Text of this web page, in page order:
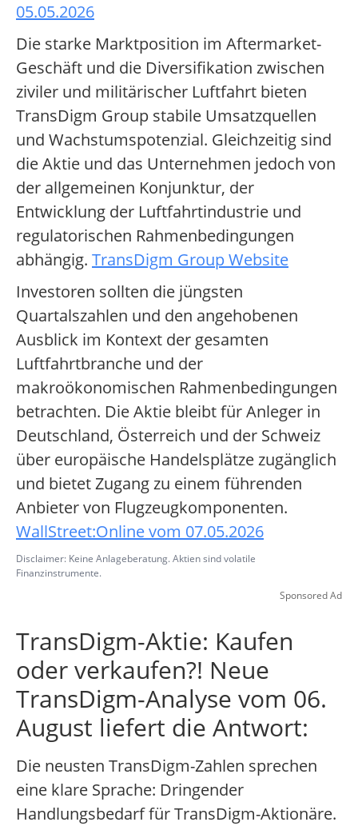
05.05.2026
Die starke Marktposition im Aftermarket-
Geschäft und die Diversifikation zwischen
ziviler und militärischer Luftfahrt bieten
TransDigm Group stabile Umsatzquellen
und Wachstumspotenzial. Gleichzeitig sind
die Aktie und das Unternehmen jedoch von
der allgemeinen Konjunktur, der
Entwicklung der Luftfahrtindustrie und
regulatorischen Rahmenbedingungen
abhängig. TransDigm Group Website
Investoren sollten die jüngsten
Quartalszahlen und den angehobenen
Ausblick im Kontext der gesamten
Luftfahrtbranche und der
makroökonomischen Rahmenbedingungen
betrachten. Die Aktie bleibt für Anleger in
Deutschland, Österreich und der Schweiz
über europäische Handelsplätze zugänglich
und bietet Zugang zu einem führenden
Anbieter von Flugzeugkomponenten.
WallStreet:Online vom 07.05.2026
Disclaimer: Keine Anlageberatung. Aktien sind volatile
Finanzinstrumente.
Sponsored Ad
TransDigm-Aktie: Kaufen
oder verkaufen?! Neue
TransDigm-Analyse vom 06.
August liefert die Antwort:
Die neusten TransDigm-Zahlen sprechen
eine klare Sprache: Dringender
Handlungsbedarf für TransDigm-Aktionäre.